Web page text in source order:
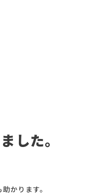
した。
かります。